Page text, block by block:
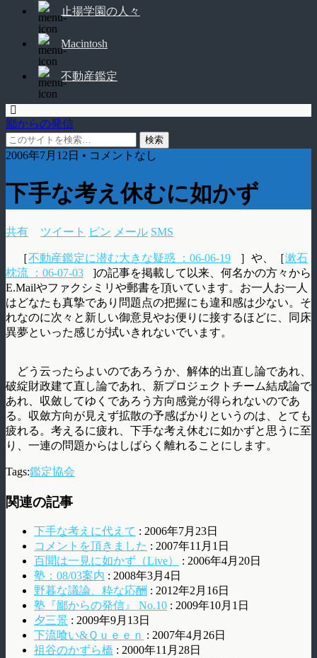
止揚学園の人々
Macintosh
不動産鑑定
鄙からの発信
2006年7月12日 • コメントなし
下手な考え休むに如かず
共有 ツイート ピン メール SMS
［不動産鑑定に潜む大きな疑惑 ：06-06-19 ］や、［漱石
枕流 ：06-07-03
]の記事を掲載して以来、何名かの方々から
E.Mailやファクシミリや郵書を頂いています。お一人お一人
はどなたも真摯であり問題点の把握にも違和感は少ない。そ
れなのに次々と新しい御意見やお便りに接するほどに、同床
異夢といった感じが拭いきれないでいます。
どう云ったらよいのであろうか、解体的出直し論であれ、
破綻財政建て直し論であれ、新プロジェクトチーム結成論で
あれ、収斂してゆくであろう方向感覚が得られないのであ
る。収斂方向が見えず拡散の予感ばかりというのは、とても
疲れる。考えるに疲れ、下手な考え休むに如かずと思うに至
り、一連の問題からはしばらく離れることにします。
Tags:鑑定協会
関連の記事
下手な考えに代えて : 2006年7月23日
コメントを頂きました : 2007年11月1日
百聞は一見に如かず（Live）
: 2006年4月20日
塾：08/03案内 : 2008年3月4日
野暮な議論、粋な応酬 : 2012年2月16日
塾『鄙からの発信』 No.10 : 2009年10月1日
夕三景 : 2009年9月13日
下流喰い&Ｑｕｅｅｎ : 2007年4月26日
祖谷のかずら橋 : 2000年11月28日